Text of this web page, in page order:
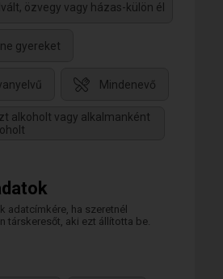
özvegy vagy házas-külön él
gyereket
Mindenevő
alkoholt vagy alkalmanként
adatcímkére, ha szeretnél
társkeresőt, aki ezt állította be.